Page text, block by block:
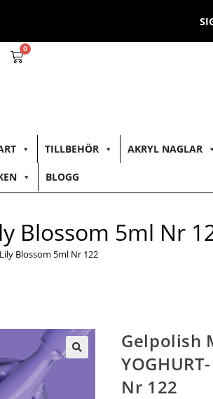
0
TILLBEHÖR AKRYL NAGLAR
BLOGG
Blossom 5ml Nr
Blossom 5ml Nr 122
Gelpolish
Nr 122